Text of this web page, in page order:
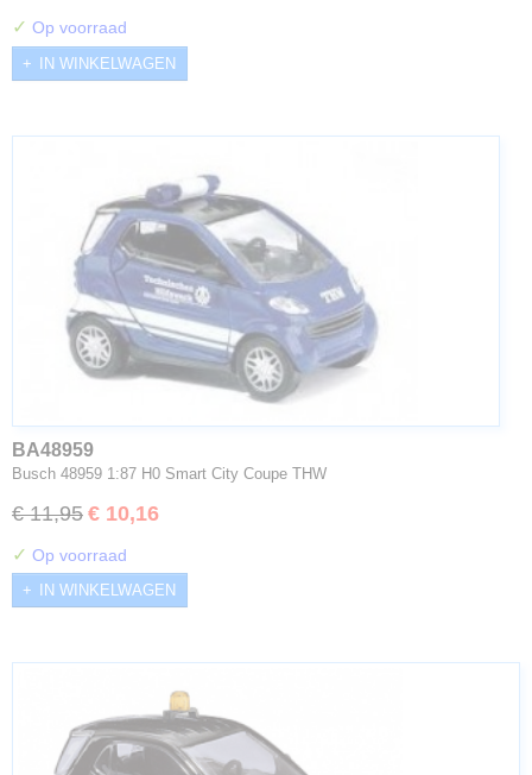
✓ Op voorraad
IN WINKELWAGEN
BA48959
Busch 48959 1:87 H0 Smart City Coupe THW
€ 11,95 € 10,16
✓ Op voorraad
IN WINKELWAGEN